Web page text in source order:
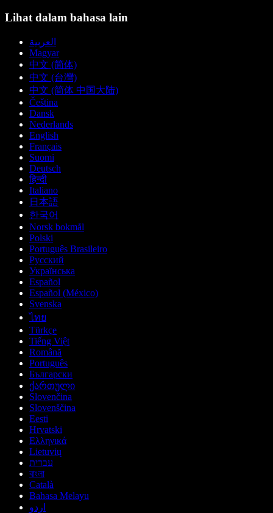
Lihat dalam bahasa lain
العربية
Magyar
中文 (简体)
中文 (台灣)
中文 (简体 中国大陆)
Čeština
Dansk
Nederlands
English
Français
Suomi
Deutsch
हिन्दी
Italiano
日本語
한국어
Norsk bokmål
Polski
Português Brasileiro
Русский
Українська
Español
Español (México)
Svenska
ไทย
Türkçe
Tiếng Việt
Română
Português
Български
ქართული
Slovenčina
Slovenščina
Eesti
Hrvatski
Ελληνικά
Lietuvių
עברית
বাংলা
Català
Bahasa Melayu
اردو